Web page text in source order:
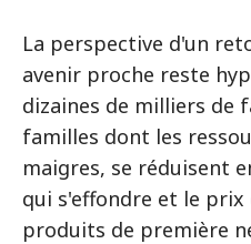
La perspective d'un
avenir proche reste
dizaines de milliers de
familles dont les
maigres, se réduisent
qui s'effondre et le prix
produits de première